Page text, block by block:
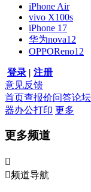
iPhone Air
vivo X100s
iPhone 17
华为nova12
OPPOReno12
登录 | 注册
意见反馈
首页查报价问答论坛
器办公打印 更多
更多频道

频道导航